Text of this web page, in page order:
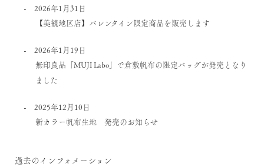
2026年1月31日
【美観地区店】バレンタイン限定商品を販売します
2026年1月19日
無印良品「MUJI Labo」で倉敷帆布の限定バッグが発売となり
ました
2025年12月10日
新カラー帆布生地 発売のお知らせ
過去のインフォメーション